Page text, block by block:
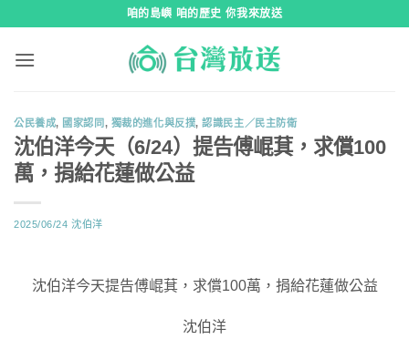
咱的島嶼 咱的歷史 你我來放送
公民養成, 國家認同, 獨裁的進化與反撲,認識民主／民主防衛
沈伯洋今天（6/24）提告傅崐萁，求償100
萬，捐給花蓮做公益
2025/06/24 沈伯洋
沈伯洋今天提告傅崐萁，求償100萬，捐給花蓮做公益
沈伯洋